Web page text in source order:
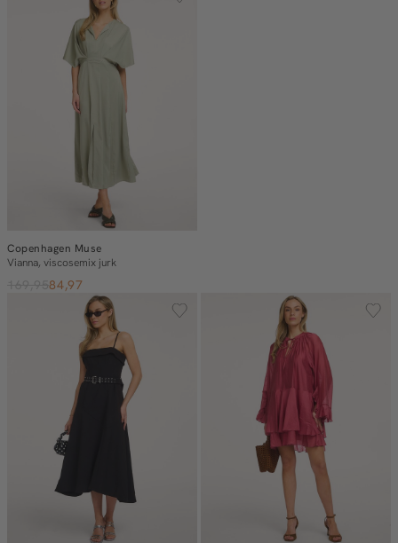
Copenhagen Muse
Vianna, viscosemix jurk
169,9584,97